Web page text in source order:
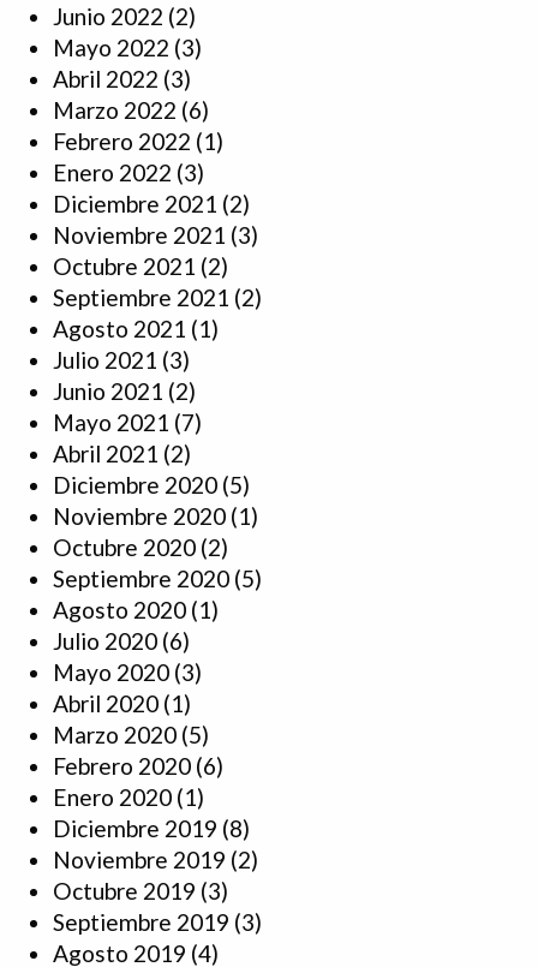
Junio 2022 (2)
Mayo 2022 (3)
Abril 2022 (3)
Marzo 2022 (6)
Febrero 2022 (1)
Enero 2022 (3)
Diciembre 2021 (2)
Noviembre 2021 (3)
Octubre 2021 (2)
Septiembre 2021 (2)
Agosto 2021 (1)
Julio 2021 (3)
Junio 2021 (2)
Mayo 2021 (7)
Abril 2021 (2)
Diciembre 2020 (5)
Noviembre 2020 (1)
Octubre 2020 (2)
Septiembre 2020 (5)
Agosto 2020 (1)
Julio 2020 (6)
Mayo 2020 (3)
Abril 2020 (1)
Marzo 2020 (5)
Febrero 2020 (6)
Enero 2020 (1)
Diciembre 2019 (8)
Noviembre 2019 (2)
Octubre 2019 (3)
Septiembre 2019 (3)
Agosto 2019 (4)